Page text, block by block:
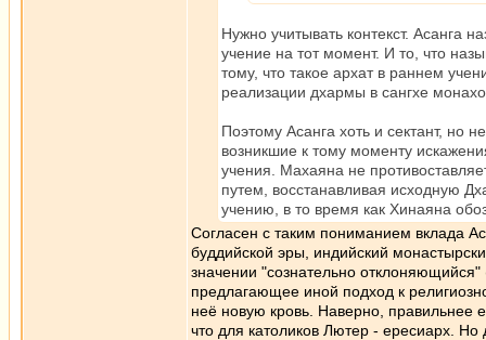
Нужно учитывать контекст. Асанга
учение на тот момент. И то, что
тому, что такое архат в раннем
реализации дхармы в сангхе
Поэтому Асанга хоть и сектант, но
возникшие к тому моменту
учения. Махаяна не
путем, восстанавливая исходную
учению, в то время как Хинаяна
Согласен с таким пониманием вклада
буддийской эры, индийский
значении "сознательно
предлагающее иной подход к
неё новую кровь. Наверно, правильнее
что для католиков Лютер - ересиарх. Но